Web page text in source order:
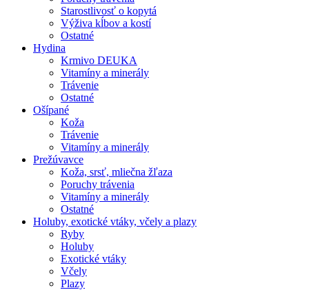
Starostlivosť o kopytá
Výživa kĺbov a kostí
Ostatné
Hydina
Krmivo DEUKA
Vitamíny a minerály
Trávenie
Ostatné
Ošípané
Koža
Trávenie
Vitamíny a minerály
Prežúvavce
Koža, srsť, mliečna žľaza
Poruchy trávenia
Vitamíny a minerály
Ostatné
Holuby, exotické vtáky, včely a plazy
Ryby
Holuby
Exotické vtáky
Včely
Plazy